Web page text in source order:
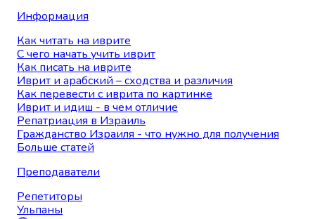
Информация
Как читать на иврите
С чего начать учить иврит
Как писать на иврите
Иврит и арабский – сходства и различия
Как перевести с иврита по картинке
Иврит и идиш - в чем отличие
Репатриация в Израиль
Гражданство Израиля - что нужно для получения
Больше статей
Преподаватели
Репетиторы
Ульпаны